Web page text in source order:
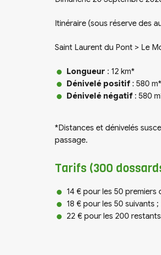
Itinéraire (sous réserve des
Saint Laurent du Pont > Le
Longueur : 12 km*
Dénivelé positif : 580 m*
Dénivelé négatif : 580
*Distances et dénivelés
passage.
Tarifs (300
14 € pour les 50 premiers
18 € pour les 50 suivants ;
22 € pour les 200